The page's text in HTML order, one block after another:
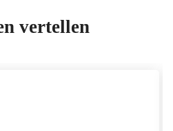
vertellen